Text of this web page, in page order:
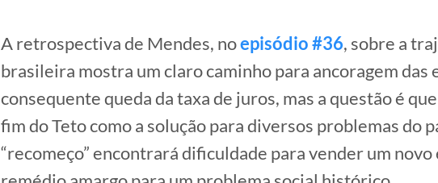
A retrospectiva de Mendes, noepisódio #36, sobre a
brasileira mostra um claro caminho para ancoragem das
consequente queda da taxa de juros, mas a questão é
fim do Teto como a solução para diversos problemas do
“recomeço” encontrará dificuldade para vender um novo